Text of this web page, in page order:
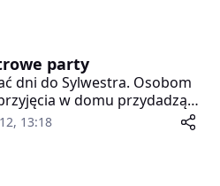
party
dni do Sylwestra. Osobom
w domu przydadzą
i smaczne
zaskoczyć swoich gości!
13:18